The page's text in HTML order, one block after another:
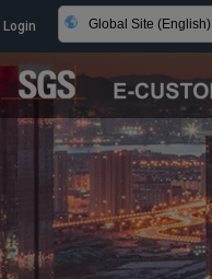
Login Global Site (English)